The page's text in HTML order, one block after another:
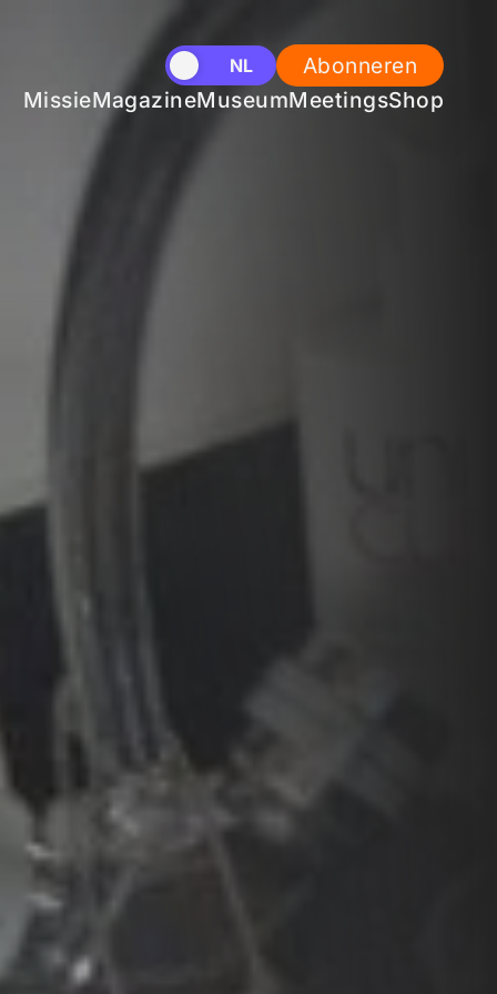
EN NL
Abonneren
MissieMagazineMuseumMeetingsShop